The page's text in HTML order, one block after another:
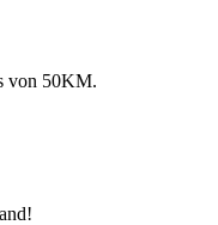
von 50KM.